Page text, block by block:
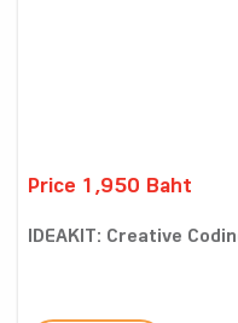
Price 1,950 Baht
IDEAKIT: Creative